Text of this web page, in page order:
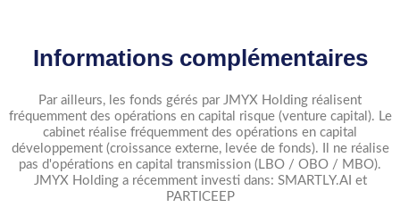
Informations complémentaires
Par ailleurs, les fonds gérés par JMYX Holding réalisent
fréquemment des opérations en capital risque (venture capital). Le
cabinet réalise fréquemment des opérations en capital
développement (croissance externe, levée de fonds). Il ne réalise
pas d'opérations en capital transmission (LBO / OBO / MBO).
JMYX Holding a récemment investi dans: SMARTLY.AI et
PARTICEEP